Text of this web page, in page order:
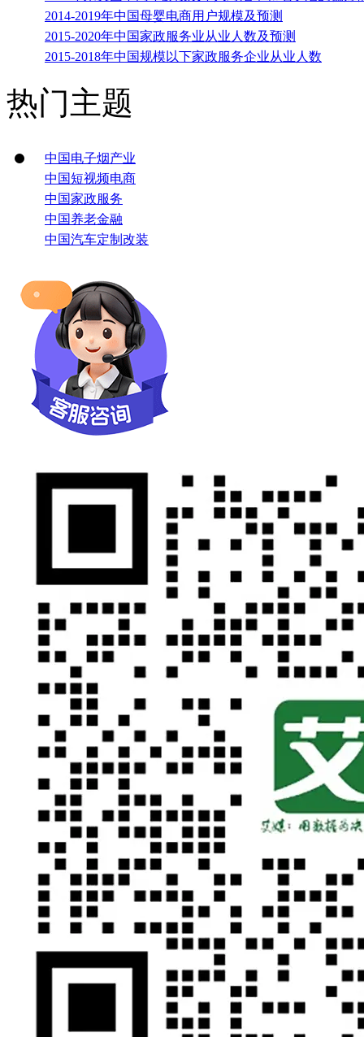
2014-2019年中国母婴电商用户规模及预测
2015-2020年中国家政服务业从业人数及预测
2015-2018年中国规模以下家政服务企业从业人数
热门主题
中国电子烟产业
中国短视频电商
中国家政服务
中国养老金融
中国汽车定制改装